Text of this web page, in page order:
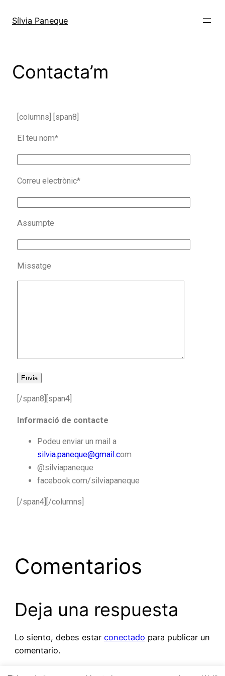
Sílvia Paneque
Contacta’m
[columns] [span8]
El teu nom*
Correu electrònic*
Assumpte
Missatge
[/span8][span4]
Informació de contacte
Podeu enviar un mail a
silvia.paneque@gmail.com
@silviapaneque
facebook.com/silviapaneque
[/span4][/columns]
Comentarios
Deja una respuesta
Lo siento, debes estar conectado para publicar un
comentario.